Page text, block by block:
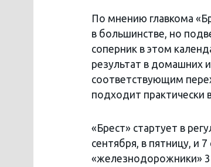
По мнению главкома
в большинстве, но
соперник в этом
результат в домашних
соответствующим
подходит практически
«Брест» стартует в
сентября, в пятницу, и
«железнодорожники» 3